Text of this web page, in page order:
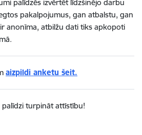
palīdzēs izvērtēt līdzšinējo darbu
pakalpojumus, gan atbalstu, gan
anonīma, atbilžu dati tiks apkopoti
aizpildi anketu šeit.
palīdzi turpināt attīstību!